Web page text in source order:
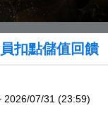
扣點儲值回饋
2026/07/31 (23:59)